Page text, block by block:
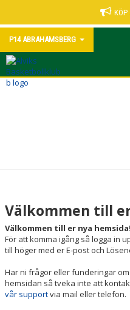
KÖP
P14 ABRAHAMSBERG
HEM
DOKUMENT
KONTAKT
Välkommen till
Välkommen till er nya hemsida!
För att komma igång så logga in
till höger med er E-post och
Har ni frågor eller funderingar om
hemsidan så tveka inte att
vår supportvia mail eller telefon.